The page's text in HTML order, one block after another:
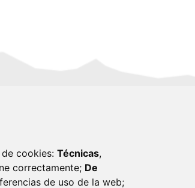
cookies: Técnicas,
correctamente; De
de uso de la web;